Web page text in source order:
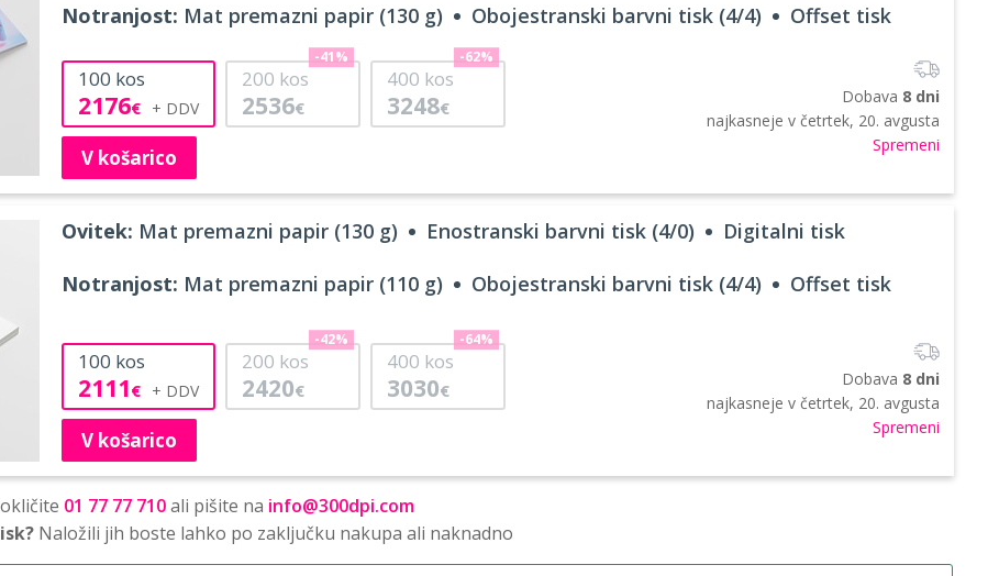
Notranjost: Mat premazni papir (130 g) Obojestranski barvni tisk (4/4) Offset tisk
100 kos
2176€
200 kos
2536€
-41%
400 kos
3248€
-62%
V košarico
Dobava 8 dni
najkasneje v četrtek, 20. avgusta
Spremeni
Ovitek: Mat premazni papir (130 g) Enostranski barvni tisk (4/0) Digitalni tisk
Notranjost: Mat premazni papir (110 g) Obojestranski barvni tisk (4/4) Offset tisk
100 kos
2111€
200 kos
2420€
-42%
400 kos
3030€
-64%
V košarico
Dobava 8 dni
najkasneje v četrtek, 20. avgusta
Spremeni
01 77 77 710ali pišite na info@300dpi.com
Naložili jih boste lahko po zaključku nakupa ali naknadno